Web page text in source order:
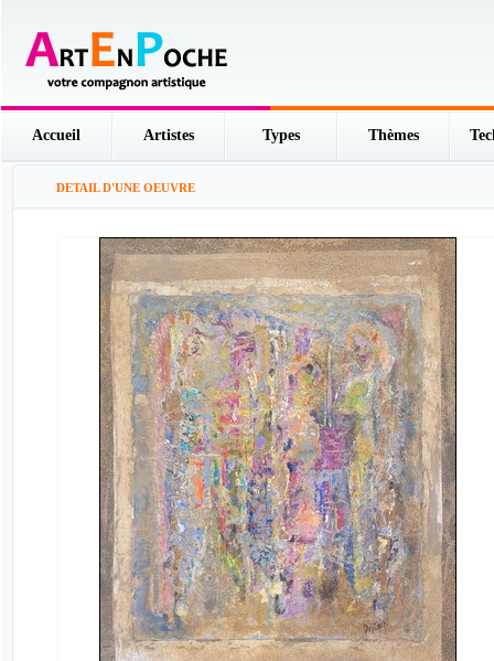
Accueil Artistes Types Thèmes
DETAIL D'UNE OEUVRE